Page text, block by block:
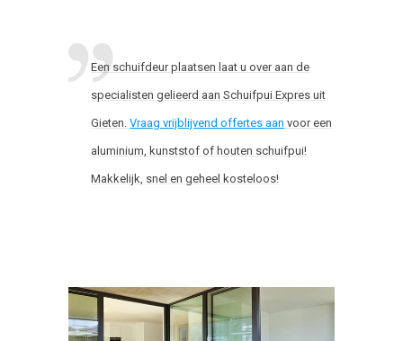
Een schuifdeur plaatsen laat u over aan de
specialisten gelieerd aan Schuifpui Expres uit
Gieten.Vraag vrijblijvend offertes aan voor een
aluminium, kunststof of houten schuifpui!
Makkelijk, snel en geheel kosteloos!